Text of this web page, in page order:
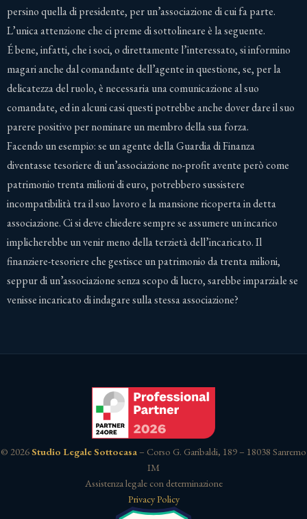
persino quella di presidente, per un’associazione di cui fa parte.
L’unica attenzione che ci preme di sottolineare è la seguente.
É bene, infatti, che i soci, o direttamente l’interessato, si informino
magari anche dal comandante dell’agente in questione, se, per la
delicatezza del ruolo, è necessaria una comunicazione al suo
comandate, ed in alcuni casi questi potrebbe anche dover dare il suo
parere positivo per nominare un membro della sua forza.
Facendo un esempio: se un agente della Guardia di Finanza
diventasse tesoriere di un’associazione no-profit avente però come
patrimonio trenta milioni di euro, potrebbero sussistere
incompatibilità tra il suo lavoro e la mansione ricoperta in detta
associazione. Ci si deve chiedere sempre se assumere un incarico
implicherebbe un venir meno della terzietà dell’incaricato. Il
finanziere-tesoriere che gestisce un patrimonio da trenta milioni,
seppur di un’associazione senza scopo di lucro, sarebbe imparziale se
venisse incaricato di indagare sulla stessa associazione?
© 2026Studio Legale Sottocasa – Corso G. Garibaldi, 189 – 18038 Sanremo
IM
Assistenza legale con determinazione
Privacy Policy